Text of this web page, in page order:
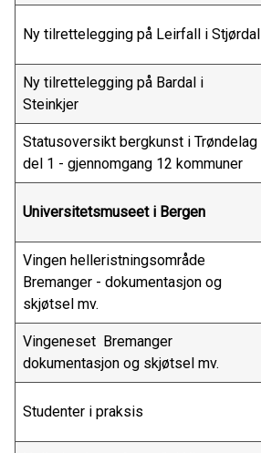
Ny tilrettelegging på Leirfall i Stjørdal
Ny tilrettelegging på Bardal i
Steinkjer
Statusoversikt bergkunst i Trøndelag
del 1 - gjennomgang 12 kommuner
Universitetsmuseet i Bergen
Vingen helleristningsområde
Bremanger - dokumentasjon og
skjøtsel mv.
Vingeneset Bremanger
dokumentasjon og skjøtsel mv.
Studenter i praksis